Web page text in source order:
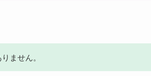
ません。